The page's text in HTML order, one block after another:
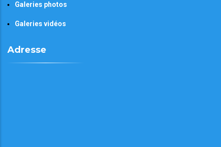
Galeries photos
Galeries vidéos
Adresse